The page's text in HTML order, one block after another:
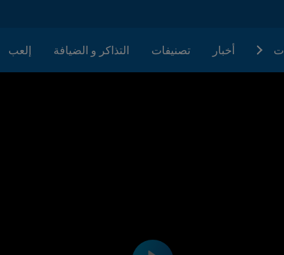
أخبار تصنيفات التذاكر و الضيافة إلعب